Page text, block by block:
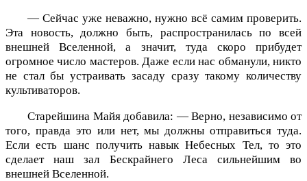
— Сейчас уже неважно, нужно всё самим проверить.
Эта новость, должно быть, распространилась по всей
внешней Вселенной, а значит, туда скоро прибудет
огромное число мастеров. Даже если нас обманули, никто
не стал бы устраивать засаду сразу такому количеству
культиваторов.
Старейшина Майя добавила: — Верно, независимо от
того, правда это или нет, мы должны отправиться туда.
Если есть шанс получить навык Небесных Тел, то это
сделает наш зал Бескрайнего Леса сильнейшим во
внешней Вселенной.